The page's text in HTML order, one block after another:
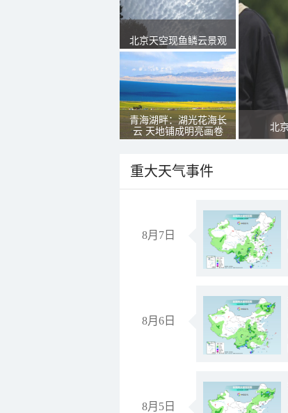
北京天空现鱼鳞云景观
青海湖畔：湖光花海长
云 天地铺成明亮画卷
北
重大天气事件
8月7日
8月6日
8月5日